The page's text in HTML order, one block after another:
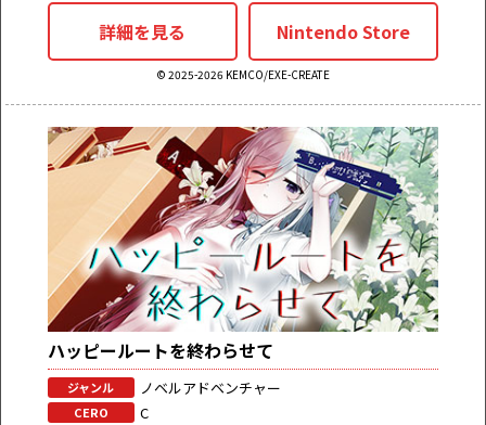
詳細を見る Nintendo Store
© 2025-2026 KEMCO/EXE-CREATE
ハッピールートを終わらせて
ジャンル ノベルアドベンチャー
CERO C